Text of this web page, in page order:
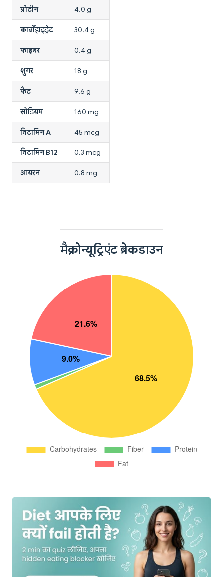
प्रोटीन 4.0 g
कार्बोहाइड्रेट 30.4 g
फाइबर 0.4 g
शुगर 18 g
फैट 9.6 g
सोडियम 160 mg
विटामिन A 45 mcg
विटामिन B12 0.3 mcg
आयरन 0.8 mg
मैक्रोन्यूट्रिएंट ब्रेकडाउन